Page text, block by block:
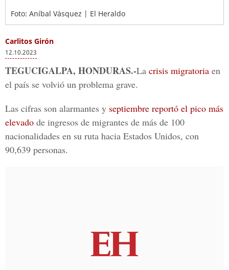
Foto: Aníbal Vásquez | El Heraldo
Carlitos Girón
12.10.2023
TEGUCIGALPA, HONDURAS.-La crisis migratoria en
el país se volvió un problema grave.
Las cifras son alarmantes y septiembre reportó el pico más
elevado de ingresos de migrantes de más de 100
nacionalidades en su ruta hacia Estados Unidos, con
90,639 personas.